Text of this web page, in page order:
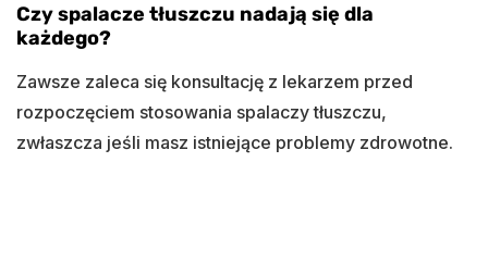
Czy spalacze tłuszczu nadają się dla
każdego?
Zawsze zaleca się konsultację z lekarzem przed
rozpoczęciem stosowania spalaczy tłuszczu,
zwłaszcza jeśli masz istniejące problemy zdrowotne.